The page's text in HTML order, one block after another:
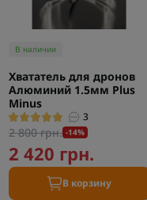
В наличии
Хвататель для дронов
Алюминий 1.5мм Plus
Minus
3
2 800 грн. -14%
2 420 грн.
В корзину